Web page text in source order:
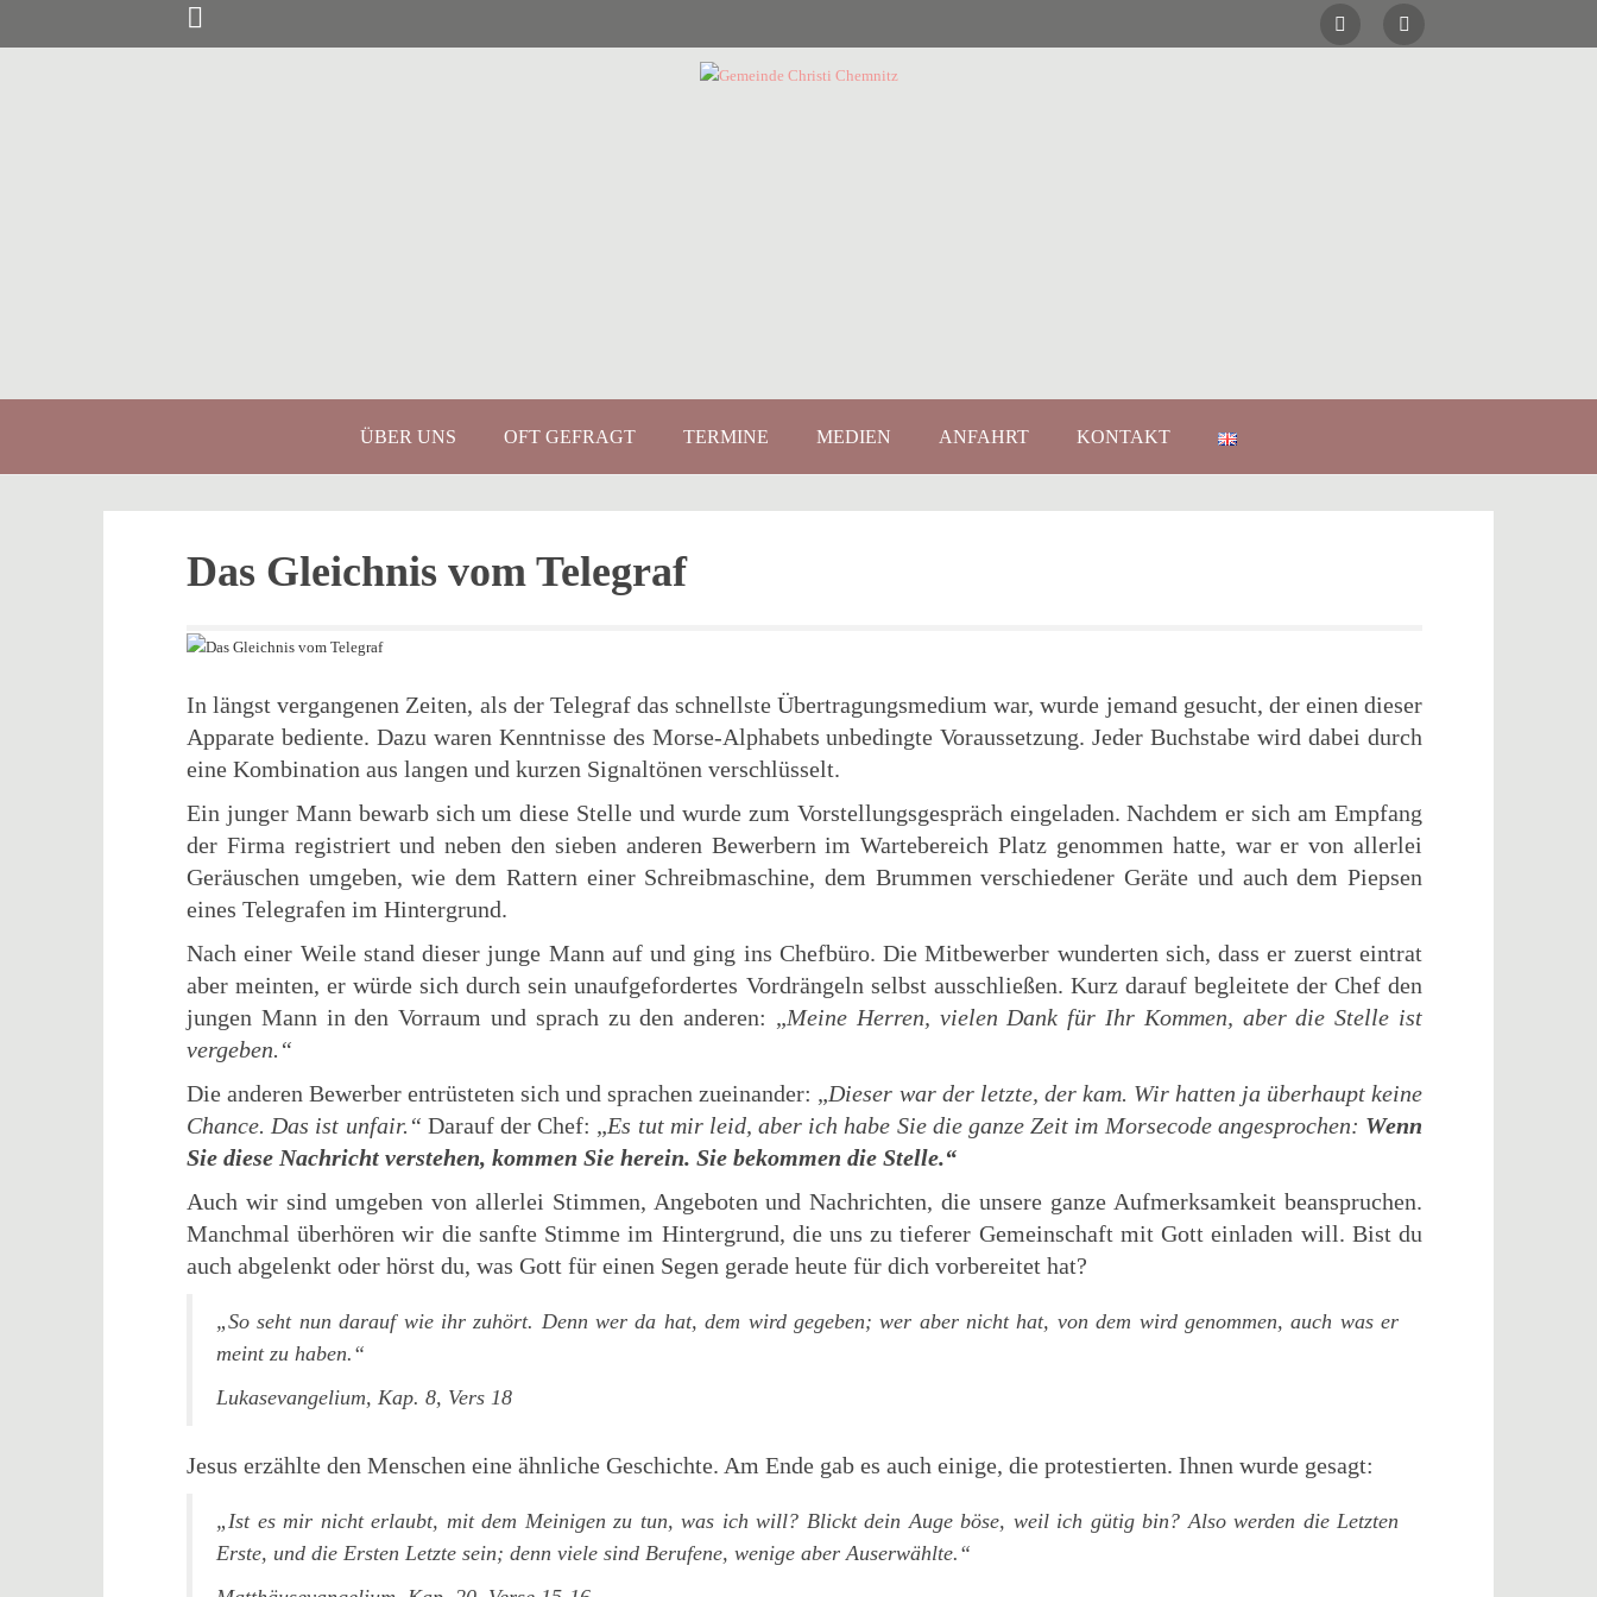
ÜBER UNS OFT GEFRAGT TERMINE MEDIEN ANFAHRT KONTAKT
Das Gleichnis vom Telegraf
In längst vergangenen Zeiten, als der Telegraf das schnellste Übertragungsmedium war, wurde jemand gesucht, der einen dieser
Apparate bediente. Dazu waren Kenntnisse des Morse-Alphabets unbedingte Voraussetzung. Jeder Buchstabe wird dabei durch
eine Kombination aus langen und kurzen Signaltönen verschlüsselt.
Ein junger Mann bewarb sich um diese Stelle und wurde zum Vorstellungsgespräch eingeladen. Nachdem er sich am Empfang
der Firma registriert und neben den sieben anderen Bewerbern im Wartebereich Platz genommen hatte, war er von allerlei
Geräuschen umgeben, wie dem Rattern einer Schreibmaschine, dem Brummen verschiedener Geräte und auch dem Piepsen
eines Telegrafen im Hintergrund.
Nach einer Weile stand dieser junge Mann auf und ging ins Chefbüro. Die Mitbewerber wunderten sich, dass er zuerst eintrat
aber meinten, er würde sich durch sein unaufgefordertes Vordrängeln selbst ausschließen. Kurz darauf begleitete der Chef den
jungen Mann in den Vorraum und sprach zu den anderen: „Meine Herren, vielen Dank für Ihr Kommen, aber die Stelle ist
vergeben.“
Die anderen Bewerber entrüsteten sich und sprachen zueinander: „Dieser war der letzte, der kam. Wir hatten ja überhaupt keine
Chance. Das ist unfair.“ Darauf der Chef: „Es tut mir leid, aber ich habe Sie die ganze Zeit im Morsecode angesprochen: Wenn
Sie diese Nachricht verstehen, kommen Sie herein. Sie bekommen die Stelle.“
Auch wir sind umgeben von allerlei Stimmen, Angeboten und Nachrichten, die unsere ganze Aufmerksamkeit beanspruchen.
Manchmal überhören wir die sanfte Stimme im Hintergrund, die uns zu tieferer Gemeinschaft mit Gott einladen will. Bist du
auch abgelenkt oder hörst du, was Gott für einen Segen gerade heute für dich vorbereitet hat?
„So seht nun darauf wie ihr zuhört. Denn wer da hat, dem wird gegeben; wer aber nicht hat, von dem wird genommen, auch was er
meint zu haben.“
Lukasevangelium, Kap. 8, Vers 18
Jesus erzählte den Menschen eine ähnliche Geschichte. Am Ende gab es auch einige, die protestierten. Ihnen wurde gesagt:
„Ist es mir nicht erlaubt, mit dem Meinigen zu tun, was ich will? Blickt dein Auge böse, weil ich gütig bin? Also werden die Letzten
Erste, und die Ersten Letzte sein; denn viele sind Berufene, wenige aber Auserwählte.“